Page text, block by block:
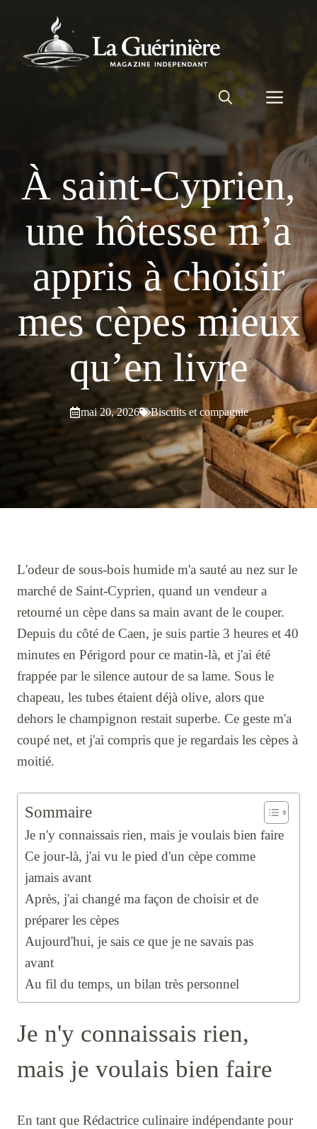
contenu
À saint-Cyprien,
une hôtesse m’a
appris à choisir
mes cèpes mieux
qu’en livre
mai 20, 2026 Biscuits et compagnie
L'odeur de sous-bois humide m'a sauté au nez sur le
marché de Saint-Cyprien, quand un vendeur a
retourné un cèpe dans sa main avant de le couper.
Depuis du côté de Caen, je suis partie 3 heures et 40
minutes en Périgord pour ce matin-là, et j'ai été
frappée par le silence autour de sa lame. Sous le
chapeau, les tubes étaient déjà olive, alors que
dehors le champignon restait superbe. Ce geste m'a
coupé net, et j'ai compris que je regardais les cèpes à
moitié.
Sommaire
Je n'y connaissais rien, mais je voulais bien faire
Ce jour-là, j'ai vu le pied d'un cèpe comme
jamais avant
Après, j'ai changé ma façon de choisir et de
préparer les cèpes
Aujourd'hui, je sais ce que je ne savais pas
avant
Au fil du temps, un bilan très personnel
Je n'y connaissais rien,
mais je voulais bien faire
En tant que Rédactrice culinaire indépendante pour